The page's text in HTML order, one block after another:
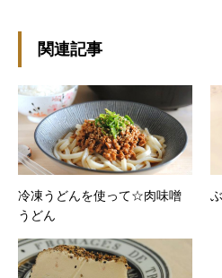
関連記事
冷凍うどんを使って☆肉味噌
うどん